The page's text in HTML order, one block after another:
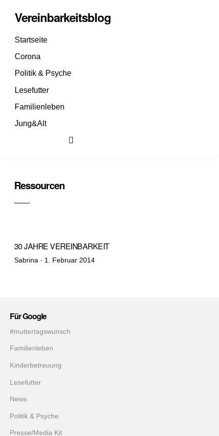
Vereinbarkeitsblog
Startseite
Corona
Politik & Psyche
Lesefutter
Familienleben
Jung&Alt
Ressourcen
30 JAHRE VEREINBARKEIT
Sabrina · Veröffentlicht
1. Februar 2014
Für Google
#muttertagswunsch
Familienleben
Kinderbetreuung
Lesefutter
News
Politik & Psyche
Presse/Media Kit